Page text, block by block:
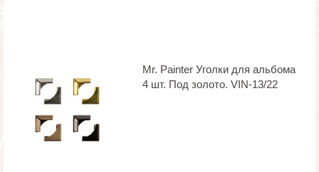
Mr. Painter Уголки для альбома
4 шт. Под золото. VIN-13/22